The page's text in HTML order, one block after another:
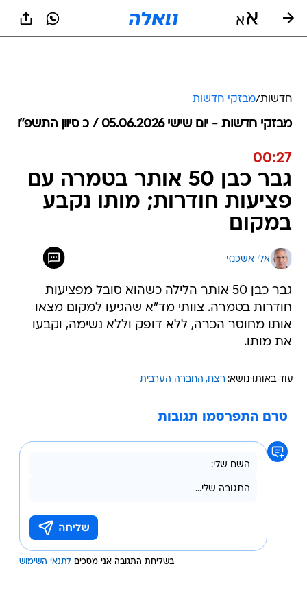
חדשות/מבזקי חדשות
מבזקי חדשות - יום שישי 05.06.2026 / כ סיוון התשפ"ו
00:27
גבר כבן 50 אותר בטמרה עם
פציעות חודרות; מותו נקבע
במקום
אלי אשכנזי
גבר כבן 50 אותר הלילה כשהוא סובל מפציעות
חודרות בטמרה. צוותי מד"א שהגיעו למקום מצאו
אותו מחוסר הכרה, ללא דופק וללא נשימה, וקבעו
את מותו.
עוד באותו נושא: רצח החברה הערבית
טרם התפרסמו תגובות
בשליחת התגובה אני מסכים לתנאי השימוש